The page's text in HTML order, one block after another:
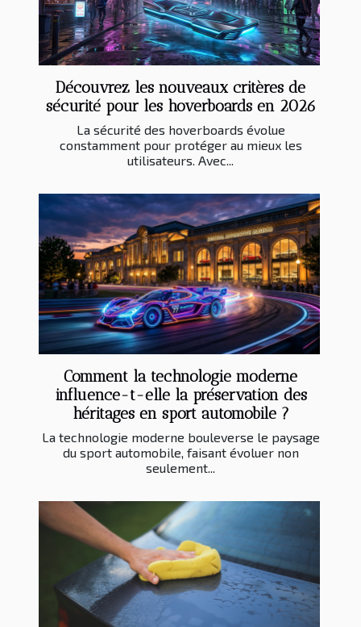
Découvrez les nouveaux critères de
sécurité pour les hoverboards en 2026
La sécurité des hoverboards évolue
constamment pour protéger au mieux les
utilisateurs. Avec...
Comment la technologie moderne
influence-t-elle la préservation des
héritages en sport automobile ?
La technologie moderne bouleverse le paysage
du sport automobile, faisant évoluer non
seulement...